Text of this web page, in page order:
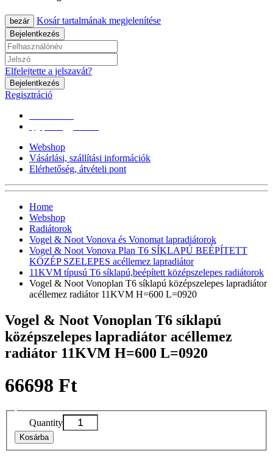
bezár Kosár tartalmának megjelenítése
Bejelentkezés
Elfelejtette a jelszavát?
Bejelentkezés
Regisztráció
Webshop
Vásárlási, szállítási információk
Elérhetőség, átvételi pont
Home
Webshop
Radiátorok
Vogel & Noot Vonova és Vonomat lapradiátorok
Vogel & Noot Vonova Plan T6 SÍKLAPÚ BEÉPÍTETT
KÖZÉP SZELEPES acéllemez lapradiátor
11KVM típusú T6 síklapú,beépített középszelepes radiátorok
Vogel & Noot Vonoplan T6 síklapú középszelepes lapradiátor
acéllemez radiátor 11KVM H=600 L=0920
Vogel & Noot Vonoplan T6 síklapú
középszelepes lapradiátor acéllemez
radiátor 11KVM H=600 L=0920
66698 Ft
Quantity
Kosárba